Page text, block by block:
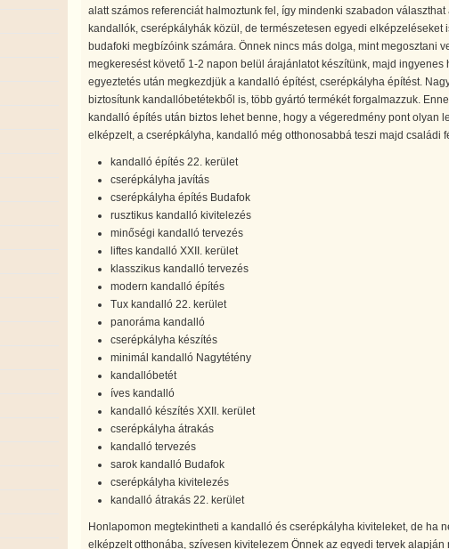
alatt számos referenciát halmoztunk fel, így mindenki szabadon választhat
kandallók, cserépkályhák közül, de természetesen egyedi elképzeléseket
budafoki megbízóink számára. Önnek nincs más dolga, mint megosztani
megkeresést követő 1-2 napon belül árajánlatot készítünk, majd ingyenes
egyeztetés után megkezdjük a kandalló építést, cserépkályha építést.
biztosítunk kandallóbetétekből is, több gyártó termékét forgalmazzuk.
kandalló építés után biztos lehet benne, hogy a végeredmény pont olyan
elképzelt, a cserépkályha, kandalló még otthonosabbá teszi majd családi
kandalló építés 22. kerület
cserépkályha javítás
cserépkályha építés Budafok
rusztikus kandalló kivitelezés
minőségi kandalló tervezés
liftes kandalló XXII. kerület
klasszikus kandalló tervezés
modern kandalló építés
Tux kandalló 22. kerület
panoráma kandalló
cserépkályha készítés
minimál kandalló Nagytétény
kandallóbetét
íves kandalló
kandalló készítés XXII. kerület
cserépkályha átrakás
kandalló tervezés
sarok kandalló Budafok
cserépkályha kivitelezés
kandalló átrakás 22. kerület
Honlapomon megtekintheti a kandalló és cserépkályha kiviteleket, de ha
elképzelt otthonába, szívesen kivitelezem Önnek az egyedi tervek alapján